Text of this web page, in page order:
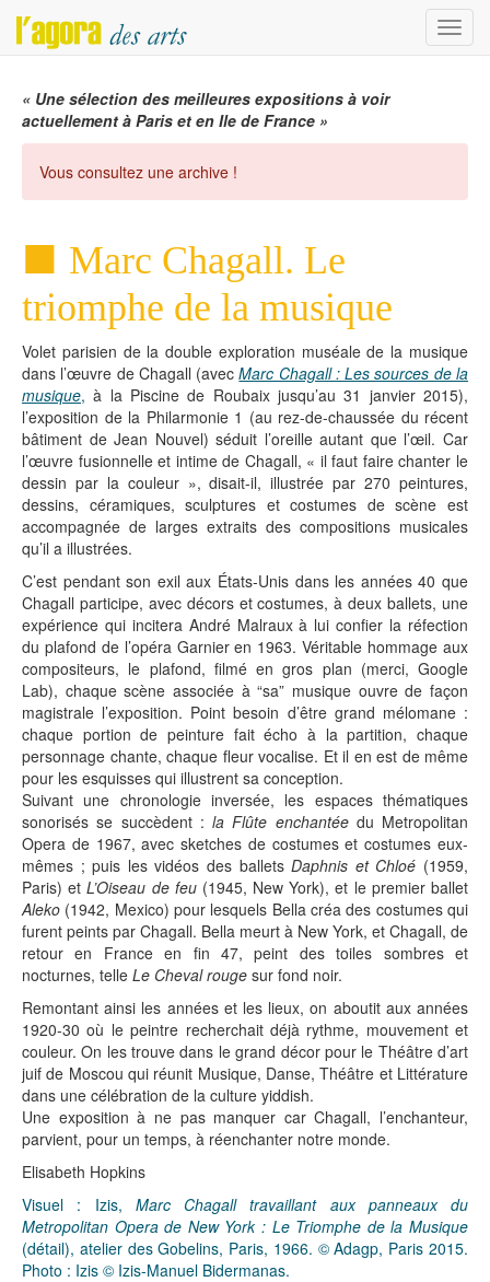
Menu
« Une sélection des meilleures expositions à voir
actuellement à Paris et en Ile de France »
Vous consultez une archive !
Marc Chagall. Le
triomphe de la musique
Volet parisien de la double exploration muséale de la musique
dans l’œuvre de Chagall (avecMarc Chagall : Les sources de la
musique, à la Piscine de Roubaix jusqu’au 31 janvier 2015),
l’exposition de la Philarmonie 1 (au rez-de-chaussée du récent
bâtiment de Jean Nouvel) séduit l’oreille autant que l’œil. Car
l’œuvre fusionnelle et intime de Chagall, « il faut faire chanter le
dessin par la couleur », disait-il, illustrée par 270 peintures,
dessins, céramiques, sculptures et costumes de scène est
accompagnée de larges extraits des compositions musicales
qu’il a illustrées.
C’est pendant son exil aux États-Unis dans les années 40 que
Chagall participe, avec décors et costumes, à deux ballets, une
expérience qui incitera André Malraux à lui confier la réfection
du plafond de l’opéra Garnier en 1963. Véritable hommage aux
compositeurs, le plafond, filmé en gros plan (merci, Google
Lab), chaque scène associée à “sa” musique ouvre de façon
magistrale l’exposition. Point besoin d’être grand mélomane :
chaque portion de peinture fait écho à la partition, chaque
personnage chante, chaque fleur vocalise. Et il en est de même
pour les esquisses qui illustrent sa conception.
Suivant une chronologie inversée, les espaces thématiques
sonorisés se succèdent : la Flûte enchantéedu Metropolitan
Opera de 1967, avec sketches de costumes et costumes eux-
mêmes ; puis les vidéos des balletsDaphnis et Chloé (1959,
Paris) etL’Oiseau de feu(1945, New York), et le premier ballet
Aleko (1942, Mexico) pour lesquels Bella créa des costumes qui
furent peints par Chagall. Bella meurt à New York, et Chagall, de
retour en France en fin 47, peint des toiles sombres et
nocturnes, telle Le Cheval rouge sur fond noir.
Remontant ainsi les années et les lieux, on aboutit aux années
1920-30 où le peintre recherchait déjà rythme, mouvement et
couleur. On les trouve dans le grand décor pour le Théâtre d’art
juif de Moscou qui réunit Musique, Danse, Théâtre et Littérature
dans une célébration de la culture yiddish.
Une exposition à ne pas manquer car Chagall, l’enchanteur,
parvient, pour un temps, à réenchanter notre monde.
Elisabeth Hopkins
Visuel : Izis, Marc Chagall travaillant aux panneaux du
Metropolitan Opera de New York : Le Triomphe de la Musique
(détail), atelier des Gobelins, Paris, 1966. © Adagp, Paris 2015.
Photo : Izis © Izis-Manuel Bidermanas.